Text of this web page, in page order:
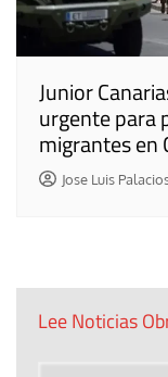
Junior
urgente para
migrantes en
Jose Luis
Lee Noticias